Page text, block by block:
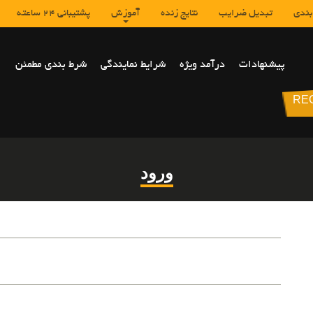
پشتیبانی 24 ساعته آموزش نتایج زنده تبدیل ضرایب
Main
navigation
پیشنهادات درآمد ویژه شرایط نمایندگی شرط بندی مطمئن
ورود